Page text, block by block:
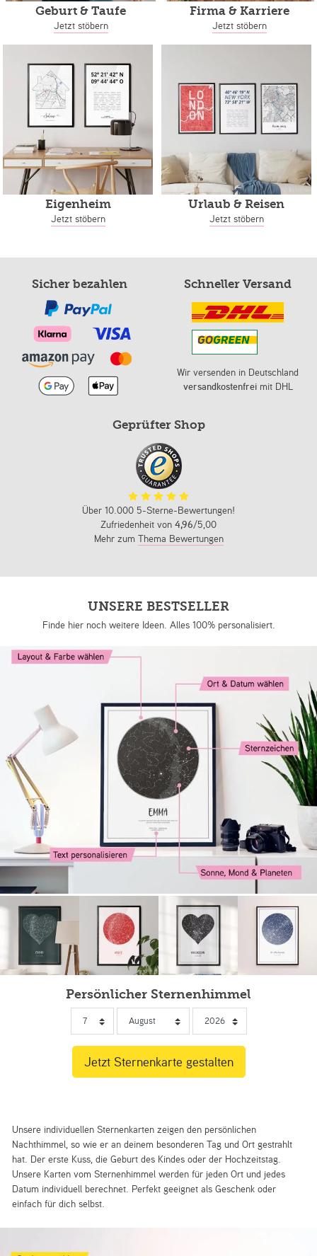
Geburt & Taufe
Jetzt stöbern
Firma & Karriere
Jetzt stöbern
Eigenheim
Jetzt stöbern
Urlaub & Reisen
Jetzt stöbern
Sicher bezahlen Schneller Versand
Wir versenden in Deutschland
versandkostenfreimit DHL
Geprüfter Shop
Über 10.000 5-Sterne-Bewertungen!
Zufriedenheit von 4,96/5,00
Mehr zum Thema Bewertungen
UNSERE BESTSELLER
Finde hier noch weitere Ideen. Alles 100% personalisiert.
Persönlicher Sternenhimmel
Unsere individuellen Sternenkarten zeigen den persönlichen
Nachthimmel, so wie er an deinem besonderen Tag und Ort gestrahlt
hat. Der erste Kuss, die Geburt des Kindes oder der Hochzeitstag.
Unsere Karten vom Sternenhimmel werden für jeden Ort und jedes
Datum individuell berechnet. Perfekt geeignet als Geschenk oder
einfach für dich selbst.